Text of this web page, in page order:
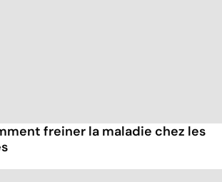
freiner la maladie chez les